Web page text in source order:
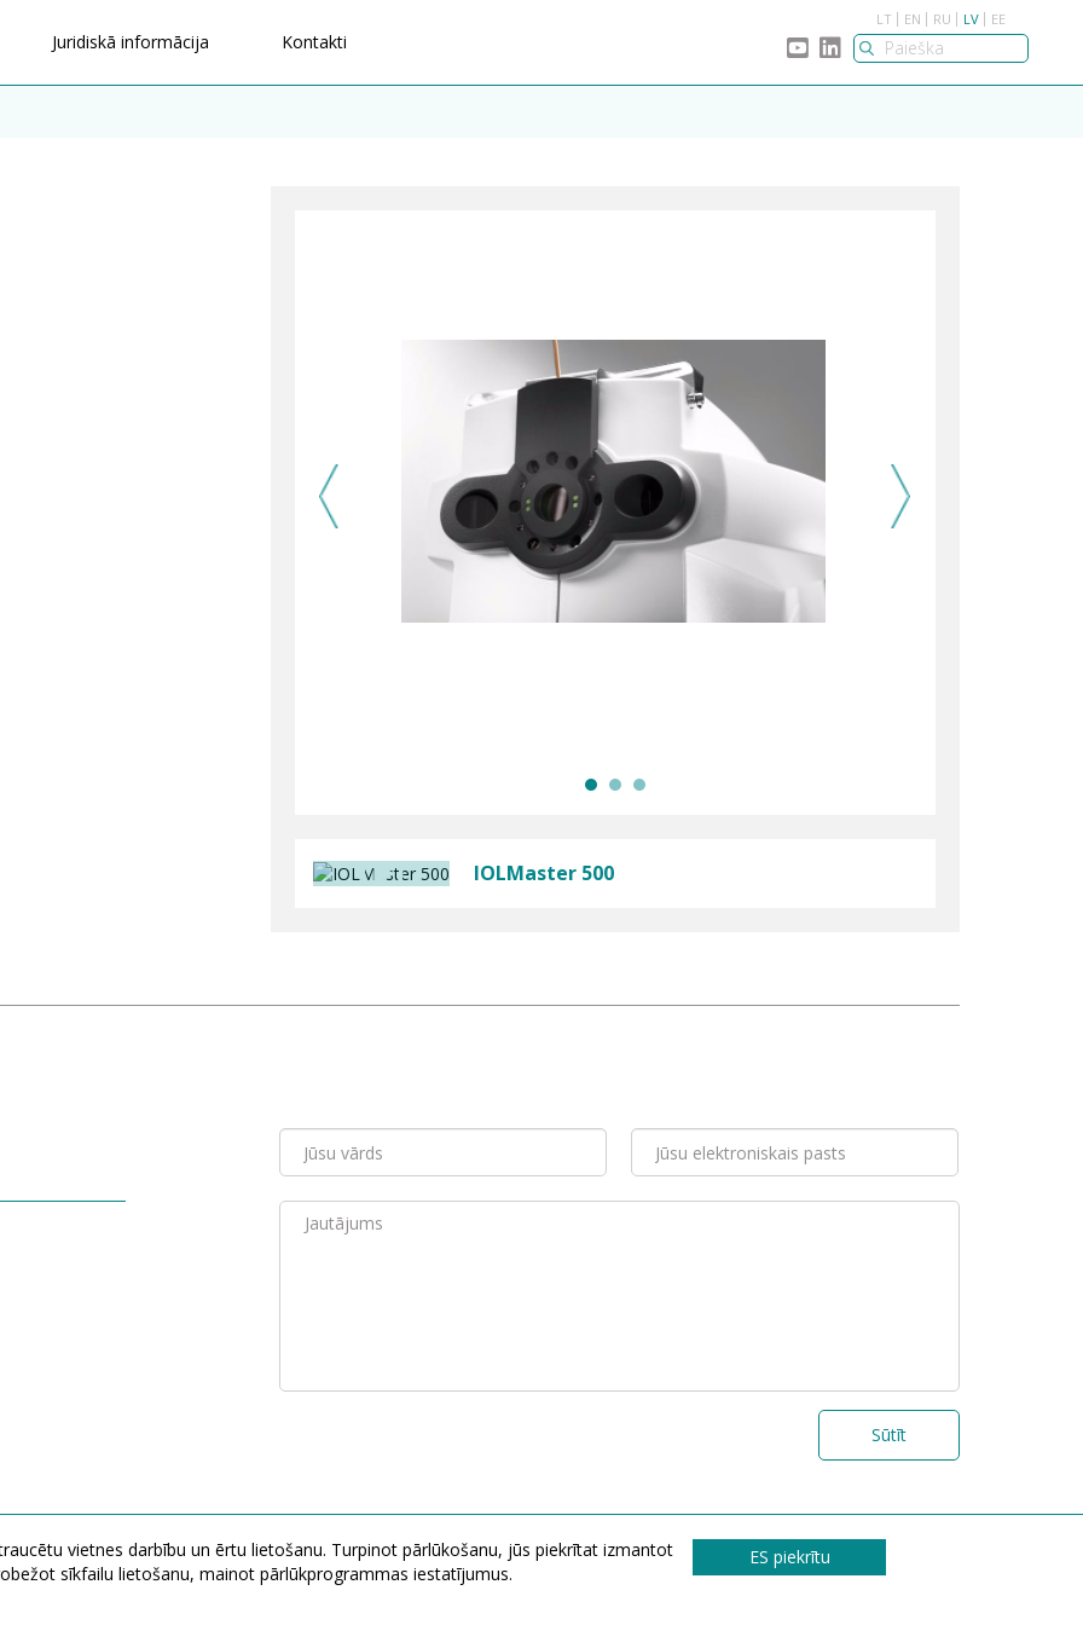
Juridiskā informācija Kontakti
LT EN RU LV EE
IOLMaster 500
Sūtīt
vietnes darbību un ērtu lietošanu. Turpinot pārlūkošanu, jūs piekrītat izmantot
sīkfailu lietošanu, mainot pārlūkprogrammas iestatījumus.
ES piekrītu